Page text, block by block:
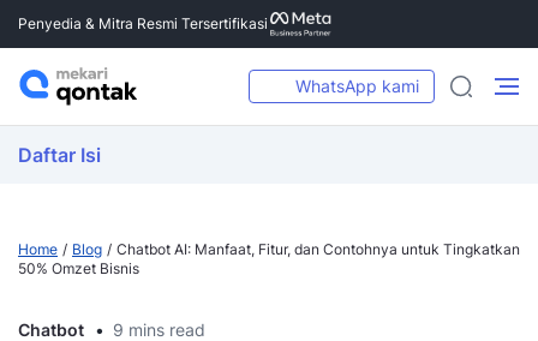
Penyedia & Mitra Resmi Tersertifikasi
WhatsApp kami
Daftar Isi
Home Blog
Chatbot AI: Manfaat, Fitur, dan Contohnya untuk Tingkatkan
50% Omzet Bisnis
Chatbot 9 mins read